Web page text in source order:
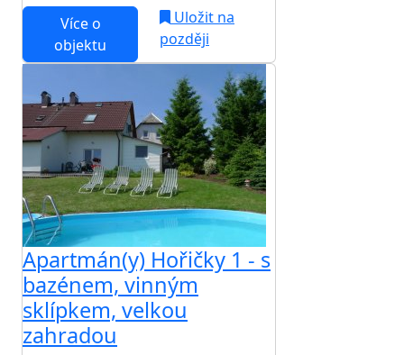
Více o
objektu
Uložit na
později
Apartmán(y) Hořičky 1 - s
bazénem, vinným
sklípkem, velkou
zahradou